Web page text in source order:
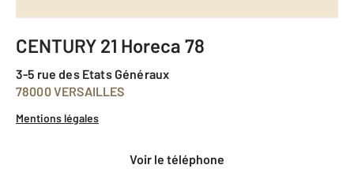
CENTURY 21 Horeca 78
3-5 rue des Etats Généraux
78000 VERSAILLES
Mentions légales
voir le téléphone